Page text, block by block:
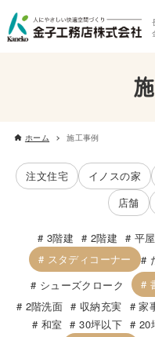
ホーム 施工事例
注文住宅 イノスの家
店舗
3階建 2階建 平屋
スタディコーナー
シューズクローク
2階洗面
収納充実 家
和室
30坪以下 20